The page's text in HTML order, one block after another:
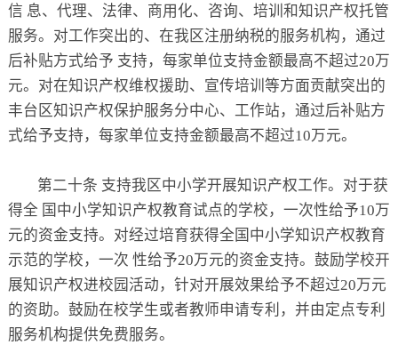
信 息、代理、法律、商用化、咨询、培训和知识产权托管
服务。对工作突出的、在我区注册纳税的服务机构，通过
后补贴方式给予 支持，每家单位支持金额最高不超过20万
元。对在知识产权维权援助、宣传培训等方面贡献突出的
丰台区知识产权保护服务分中心、工作站，通过后补贴方
式给予支持，每家单位支持金额最高不超过10万元。
第二十条 支持我区中小学开展知识产权工作。对于获
得全 国中小学知识产权教育试点的学校，一次性给予10万
元的资金支持。对经过培育获得全国中小学知识产权教育
示范的学校，一次 性给予20万元的资金支持。鼓励学校开
展知识产权进校园活动，针对开展效果给予不超过20万元
的资助。鼓励在校学生或者教师申请专利，并由定点专利
服务机构提供免费服务。